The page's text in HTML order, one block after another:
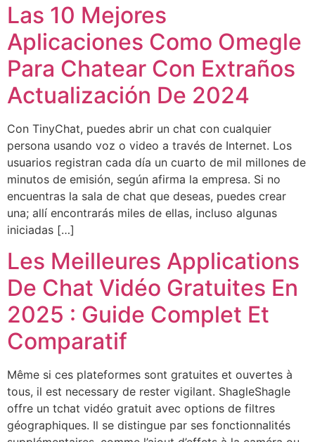
Las 10 Mejores
Aplicaciones Como Omegle
Para Chatear Con Extraños
Actualización De 2024
Con TinyChat, puedes abrir un chat con cualquier
persona usando voz o video a través de Internet. Los
usuarios registran cada día un cuarto de mil millones de
minutos de emisión, según afirma la empresa. Si no
encuentras la sala de chat que deseas, puedes crear
una; allí encontrarás miles de ellas, incluso algunas
iniciadas […]
Les Meilleures Applications
De Chat Vidéo Gratuites En
2025 : Guide Complet Et
Comparatif
Même si ces plateformes sont gratuites et ouvertes à
tous, il est necessary de rester vigilant. ShagleShagle
offre un tchat vidéo gratuit avec options de filtres
géographiques. Il se distingue par ses fonctionnalités